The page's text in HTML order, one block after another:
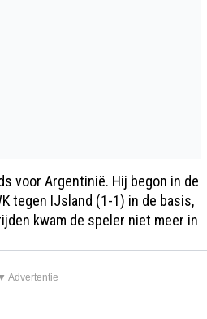
voor Argentinië. Hij begon in de
tegen IJsland (1-1) in de basis,
kwam de speler niet meer in
Advertentie